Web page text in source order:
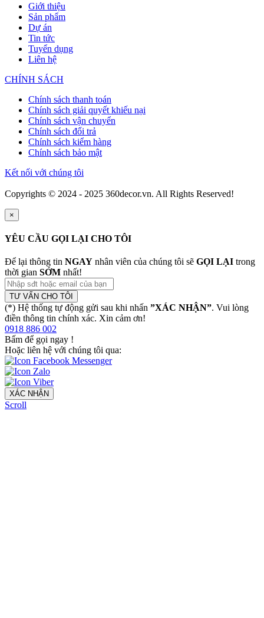
Giới thiệu
Sản phẩm
Dự án
Tin tức
Tuyển dụng
Liên hệ
CHÍNH SÁCH
Chính sách thanh toán
Chính sách giải quyết khiếu nại
Chính sách vận chuyển
Chính sách đổi trả
Chính sách kiểm hàng
Chính sách bảo mật
Kết nối với chúng tôi
Copyrights © 2024 - 2025 360decor.vn. All Rights Reserved!
×
YÊU CẦU GỌI LẠI CHO TÔI
Để lại thông tin NGAY nhân viên của chúng tôi sẽ GỌI LẠI trong
thời gian SỚM nhất!
TƯ VẤN CHO TÔI
(*) Hệ thống tự động gửi sau khi nhấn ”XÁC NHẬN”. Vui lòng
điền thông tin chính xác. Xin cảm ơn!
0918 886 002
Bấm để gọi ngay !
Hoặc liên hệ với chúng tôi qua:
XÁC NHẬN
Scroll